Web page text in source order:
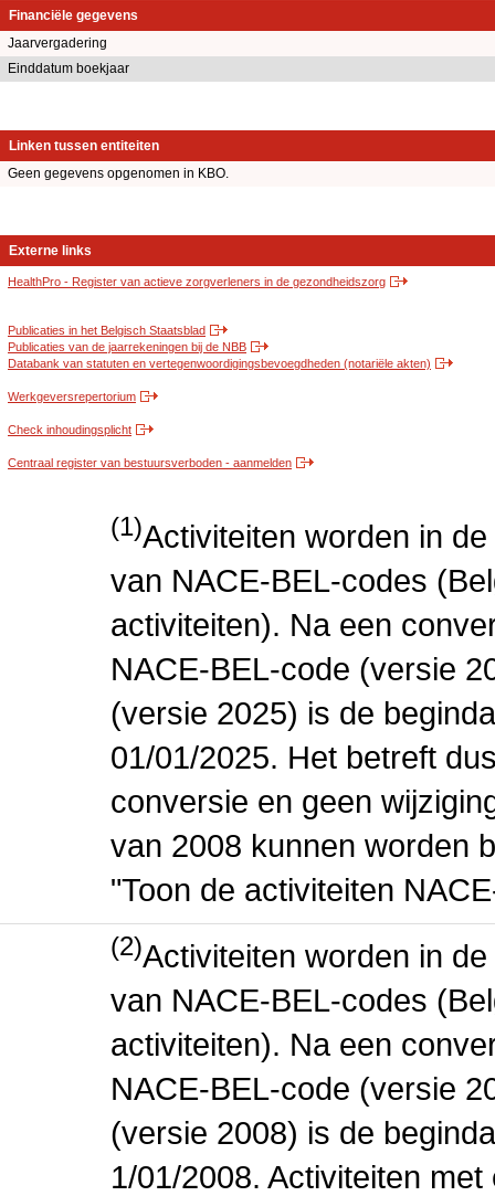
Financiële gegevens
Jaarvergadering
Einddatum boekjaar
Linken tussen entiteiten
Geen gegevens opgenomen in KBO.
Externe links
HealthPro - Register van actieve zorgverleners in de gezondheidszorg
Publicaties in het Belgisch Staatsblad
Publicaties van de jaarrekeningen bij de NBB
Databank van statuten en vertegenwoordigingsbevoegdheden (notariële akten)
Werkgeversrepertorium
Check inhoudingsplicht
Centraal register van bestuursverboden - aanmelden
(1)Activiteiten worden in
van NACE-BEL-codes
activiteiten). Na een
NACE-BEL-code (versie
(versie 2025) is de
01/01/2025. Het betreft
conversie en geen
van 2008 kunnen worden
"Toon de activiteiten
(2)Activiteiten worden in
van NACE-BEL-codes
activiteiten). Na een
NACE-BEL-code (versie
(versie 2008) is de
1/01/2008. Activiteiten